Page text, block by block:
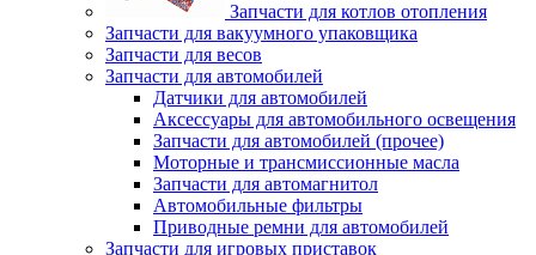
Запчасти для котлов отопления
Запчасти для вакуумного упаковщика
Запчасти для весов
Запчасти для автомобилей
Датчики для автомобилей
Аксессуары для автомобильного освещения
Запчасти для автомобилей (прочее)
Моторные и трансмиссионные масла
Запчасти для автомагнитол
Автомобильные фильтры
Приводные ремни для автомобилей
Запчасти для игровых приставок